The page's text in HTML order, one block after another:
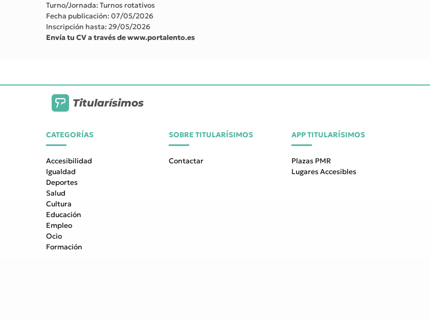
Turno/Jornada: Turnos rotativos
Fecha publicación: 07/05/2026
Inscripción hasta: 29/05/2026
Envía tu CV a través de www.portalento.es
Titularísimos
CATEGORÍAS
Accesibilidad
Igualdad
Deportes
Salud
Cultura
Educación
Empleo
Ocio
Formación
SOBRE TITULARÍSIMOS
Contactar
APP TITULARÍSIMOS
Plazas PMR
Lugares Accesibles